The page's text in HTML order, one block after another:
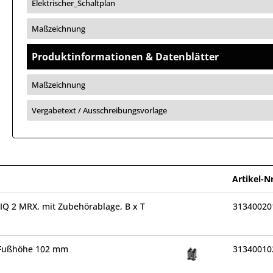
Elektrischer_Schaltplan
Maßzeichnung
Produktinformationen & Datenblätter
Maßzeichnung
Vergabetext / Ausschreibungsvorlage
Artikel-
2 MRX, mit Zubehörablage, B x T
102 mm